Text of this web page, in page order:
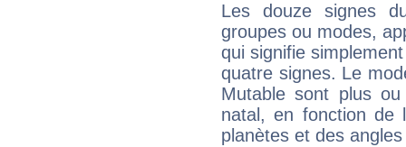
Les douze signes
groupes ou modes,
qui signifie
quatre signes. Le
Mutable sont plus
natal, en fonction de
planètes et des